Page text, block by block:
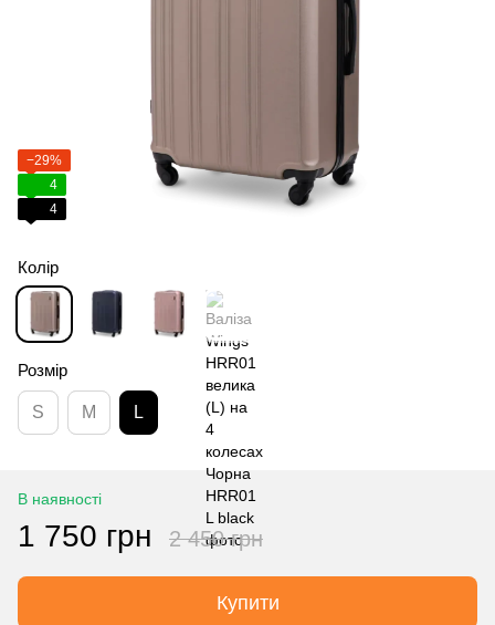
−29%
4
4
Колір
Розмір
S M L
В наявності
1 750 грн 2 450 грн
Купити